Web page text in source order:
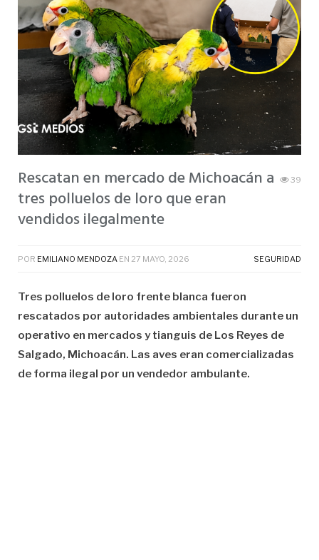
Rescatan en mercado de Michoacán a
tres polluelos de loro que eran
vendidos ilegalmente
39
POR EMILIANO MENDOZA EN 27 MAYO, 2026 SEGURIDAD
Tres polluelos de loro frente blanca fueron
rescatados por autoridades ambientales durante un
operativo en mercados y tianguis de Los Reyes de
Salgado, Michoacán. Las aves eran comercializadas
de forma ilegal por un vendedor ambulante.